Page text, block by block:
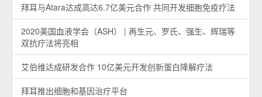
拜耳与Atara达成高达6.7亿美元合作 共同开发细胞免疫疗法
2020美国血液学会（ASH） | 再生元、罗氏、强生、辉瑞等
双抗疗法将亮相
艾伯维达成研发合作 10亿美元开发创新蛋白降解疗法
拜耳推出细胞和基因治疗平台